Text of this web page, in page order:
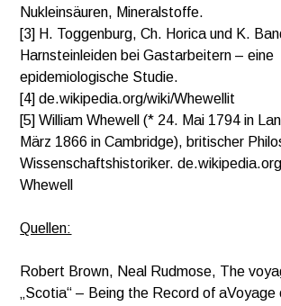
Nukleinsäuren, Mineralstoffe.
[3] H. Toggenburg, Ch. Horica und K.
Harnsteinleiden bei Gastarbeitern – eine
epidemiologische Studie.
[4] de.wikipedia.org/wiki/Whewellit
[5] William Whewell (* 24. Mai 1794 in
März 1866 in Cambridge), britischer
Wissenschaftshistoriker.
Whewell
Quellen:
Robert Brown, Neal Rudmose, The
„Scotia“ – Being the Record of aVoyage